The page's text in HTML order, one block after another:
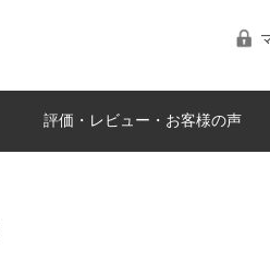
評価・レビュー・お客様の声